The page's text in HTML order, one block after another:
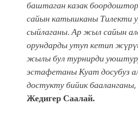
баштаган казак
сайын катышканы Тилекти
сыйлаганы. Ар жыл сайын
орундарды утуп кетип
жылы бул турнирди
эстафетаны Куат досубуз
достукту бийик бааланганы
Жедигер Саалай.